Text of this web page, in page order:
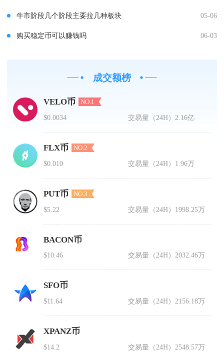
牛市阶段几个阶段主要拉几种板块 05-06
购买稳定币可以赚钱吗 06-03
成交额榜
VELO币 NO.1
$0.0034 交易量（24H） 2.16亿
FLX币 NO.2
$0.010 交易量（24H） 1.96万
PUT币 NO.3
$5.22 交易量（24H） 1998.25万
BACON币
$10.46 交易量（24H）2032.46万
SFO币
$11.64 交易量（24H）2156.18万
XPANZ币
$14.2 交易量（24H） 2548.57万